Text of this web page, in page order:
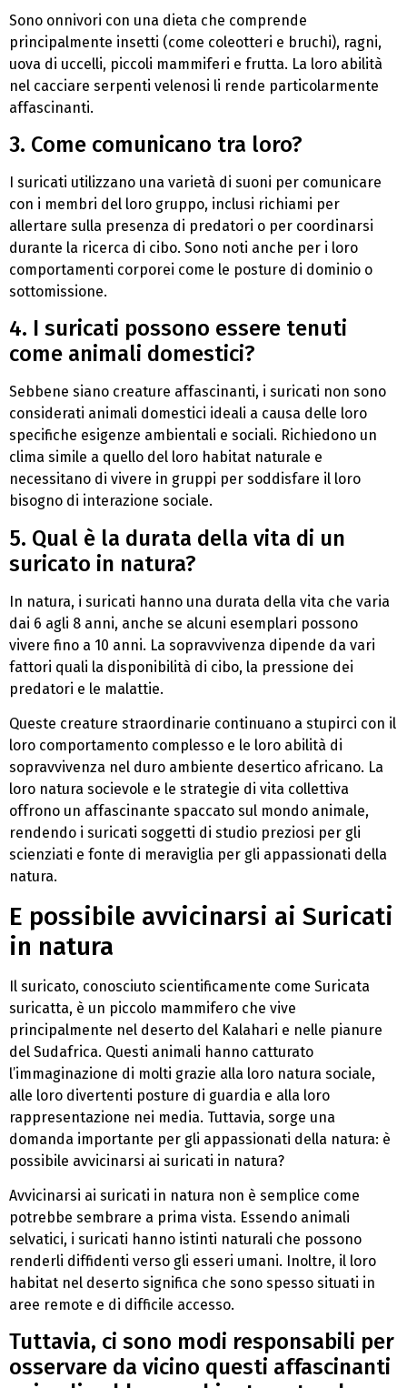
Sono onnivori con una dieta che comprende
principalmente insetti (come coleotteri e bruchi), ragni,
uova di uccelli, piccoli mammiferi e frutta. La loro abilità
nel cacciare serpenti velenosi li rende particolarmente
affascinanti.
3. Come comunicano tra loro?
I suricati utilizzano una varietà di suoni per comunicare
con i membri del loro gruppo, inclusi richiami per
allertare sulla presenza di predatori o per coordinarsi
durante la ricerca di cibo. Sono noti anche per i loro
comportamenti corporei come le posture di dominio o
sottomissione.
4. I suricati possono essere tenuti
come animali domestici?
Sebbene siano creature affascinanti, i suricati non sono
considerati animali domestici ideali a causa delle loro
specifiche esigenze ambientali e sociali. Richiedono un
clima simile a quello del loro habitat naturale e
necessitano di vivere in gruppi per soddisfare il loro
bisogno di interazione sociale.
5. Qual è la durata della vita di un
suricato in natura?
In natura, i suricati hanno una durata della vita che varia
dai 6 agli 8 anni, anche se alcuni esemplari possono
vivere fino a 10 anni. La sopravvivenza dipende da vari
fattori quali la disponibilità di cibo, la pressione dei
predatori e le malattie.
Queste creature straordinarie continuano a stupirci con il
loro comportamento complesso e le loro abilità di
sopravvivenza nel duro ambiente desertico africano. La
loro natura socievole e le strategie di vita collettiva
offrono un affascinante spaccato sul mondo animale,
rendendo i suricati soggetti di studio preziosi per gli
scienziati e fonte di meraviglia per gli appassionati della
natura.
E possibile avvicinarsi ai Suricati
in natura
Il suricato, conosciuto scientificamente come Suricata
suricatta, è un piccolo mammifero che vive
principalmente nel deserto del Kalahari e nelle pianure
del Sudafrica. Questi animali hanno catturato
l’immaginazione di molti grazie alla loro natura sociale,
alle loro divertenti posture di guardia e alla loro
rappresentazione nei media. Tuttavia, sorge una
domanda importante per gli appassionati della natura: è
possibile avvicinarsi ai suricati in natura?
Avvicinarsi ai suricati in natura non è semplice come
potrebbe sembrare a prima vista. Essendo animali
selvatici, i suricati hanno istinti naturali che possono
renderli diffidenti verso gli esseri umani. Inoltre, il loro
habitat nel deserto significa che sono spesso situati in
aree remote e di difficile accesso.
Tuttavia, ci sono modi responsabili per
osservare da vicino questi affascinanti